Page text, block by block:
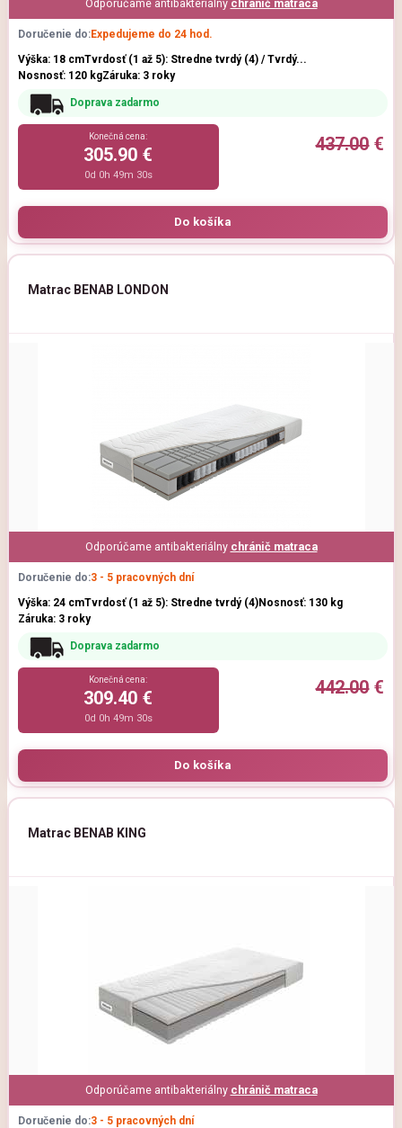
Odporúčame antibakteriálny chránič matraca
Doručenie do:Expedujeme do 24 hod.
Výška: 18 cmTvrdosť (1 až 5): Stredne tvrdý (4) / Tvrdý...
Nosnosť: 120 kgZáruka: 3 roky
Doprava zadarmo
437.00€
Konečná cena:
305.90 €
0d 0h 49m 29s
Matrac BENAB LONDON
Odporúčame antibakteriálny chránič matraca
Doručenie do:3 - 5 pracovných dní
Výška: 24 cmTvrdosť (1 až 5): Stredne tvrdý (4)Nosnosť: 130 kg
Záruka: 3 roky
Doprava zadarmo
442.00€
Konečná cena:
309.40 €
0d 0h 49m 29s
Matrac BENAB KING
Odporúčame antibakteriálny chránič matraca
Doručenie do:3 - 5 pracovných dní